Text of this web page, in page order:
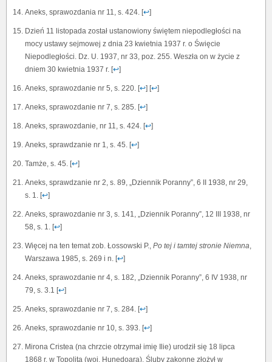
Aneks, sprawozdania nr 11, s. 424. [↩]
Dzień 11 listopada został ustanowiony świętem niepodległości na
mocy ustawy sejmowej z dnia 23 kwietnia 1937 r. o Święcie
Niepodległości. Dz. U. 1937, nr 33, poz. 255. Weszła on w życie z
dniem 30 kwietnia 1937 r. [↩]
Aneks, sprawozdanie nr 5, s. 220. [↩] [↩]
Aneks, sprawozdanie nr 7, s. 285. [↩]
Aneks, sprawozdanie, nr 11, s. 424. [↩]
Aneks, sprawdzanie nr 1, s. 45. [↩]
Tamże, s. 45. [↩]
Aneks, sprawdzanie nr 2, s. 89, „Dziennik Poranny”, 6 II 1938, nr 29,
s. 1. [↩]
Aneks, sprawozdanie nr 3, s. 141, „Dziennik Poranny”, 12 III 1938, nr
58, s. 1. [↩]
Więcej na ten temat zob. Łossowski P., Po tej i tamtej stronie Niemna,
Warszawa 1985, s. 269 i n. [↩]
Aneks, sprawozdanie nr 4, s. 182, „Dziennik Poranny”, 6 IV 1938, nr
79, s. 3.1 [↩]
Aneks, sprawozdanie nr 7, s. 284. [↩]
Aneks, sprawozdanie nr 10, s. 393. [↩]
Mirona Cristea (na chrzcie otrzymał imię Ilie) urodził się 18 lipca
1868 r. w Topoliţa (woj. Hunedoara). Śluby zakonne złożył w